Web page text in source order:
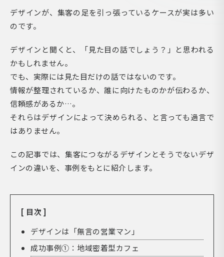
デザインが、集客の足を引っ張っているケースが実は多い
のです。
デザインと聞くと、「見た目の話でしょう？」と思われる
かもしれません。
でも、実際には見た目だけの話ではないのです。
情報が整理されているか、誰に向けたものかが伝わるか、
信頼感があるか…。
それらはデザインによって決められる、と言っても過言で
はありません。
この記事では、集客につながるデザインとそうでないデザ
インの違いを、事例をもとに紹介します。
[ 目次 ]
デザインは「無言の営業マン」
成功事例①：地域密着型カフェ